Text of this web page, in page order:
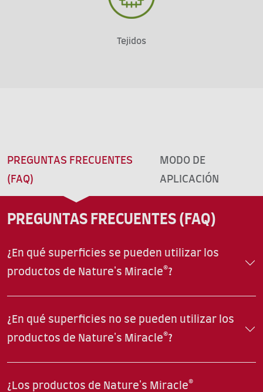
Tejidos
PREGUNTAS FRECUENTES
(FAQ)
MODO DE
APLICACIÓN
PREGUNTAS FRECUENTES (FAQ)
¿En qué superficies se pueden utilizar los
productos de Nature's Miracle®?
¿En qué superficies no se pueden utilizar los
productos de Nature's Miracle®?
¿Los productos de Nature's Miracle®